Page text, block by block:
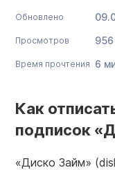
Обновлено
Просмотров 956
Время прочтения 6
Как
подписок
«Диско Займ»